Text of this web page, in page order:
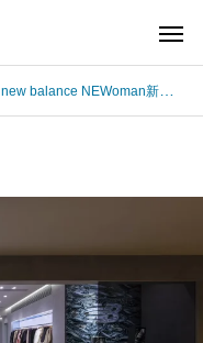
new balance NEWoman新宿・福岡ららぽーと